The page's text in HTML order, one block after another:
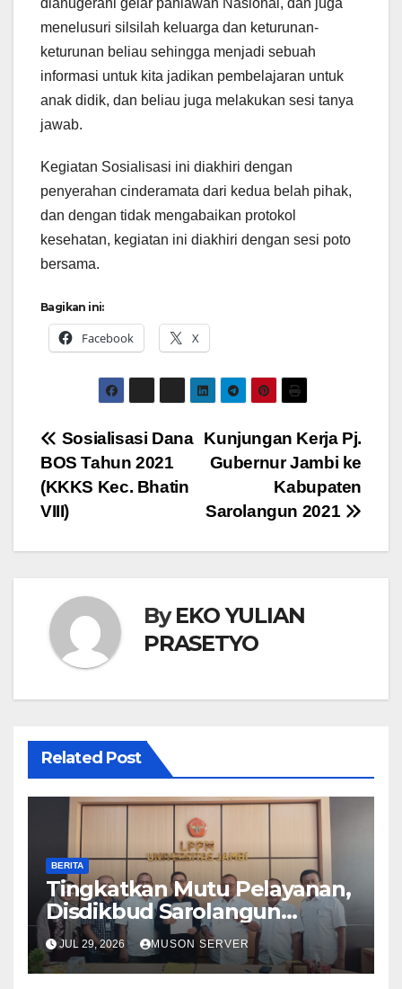
dianugerahi gelar pahlawan Nasional, dan juga
menelusuri silsilah keluarga dan keturunan-
keturunan beliau sehingga menjadi sebuah
informasi untuk kita jadikan pembelajaran untuk
anak didik, dan beliau juga melakukan sesi tanya
jawab.
Kegiatan Sosialisasi ini diakhiri dengan
penyerahan cinderamata dari kedua belah pihak,
dan dengan tidak mengabaikan protokol
kesehatan, kegiatan ini diakhiri dengan sesi poto
bersama.
Bagikan ini:
Facebook X
Navigasi
pos
Kunjungan Kerja Pj.
Gubernur Jambi ke
Kabupaten
Sarolangun 2021
Sosialisasi Dana
BOS Tahun 2021
(KKKS Kec. Bhatin
VIII)
ByEKO YULIAN
PRASETYO
Related Post
BERITA
Tingkatkan Mutu Pelayanan,
Disdikbud Sarolangun
Gandeng LPPM Universitas
Jambi Susun IKM 2026
JUL 29, 2026 MUSON SERVER